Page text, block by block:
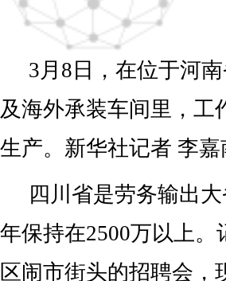
3月8日，在位于河
及海外承装车间里，工
生产。新华社记者 李嘉
四川省是劳务输出
年保持在2500万以上
区闹市街头的招聘会，